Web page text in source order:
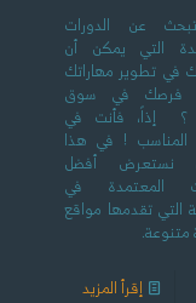
عن الدورات
التي يمكن أن
في تطوير مهاراتك
فرصك في سوق
؟ إذاً، فأنت في
المناسب ! في هذا
نستعرض أفضل
المعتمدة في
التي تقدمها مواقع
متنوعة.
إقرأ المزيد